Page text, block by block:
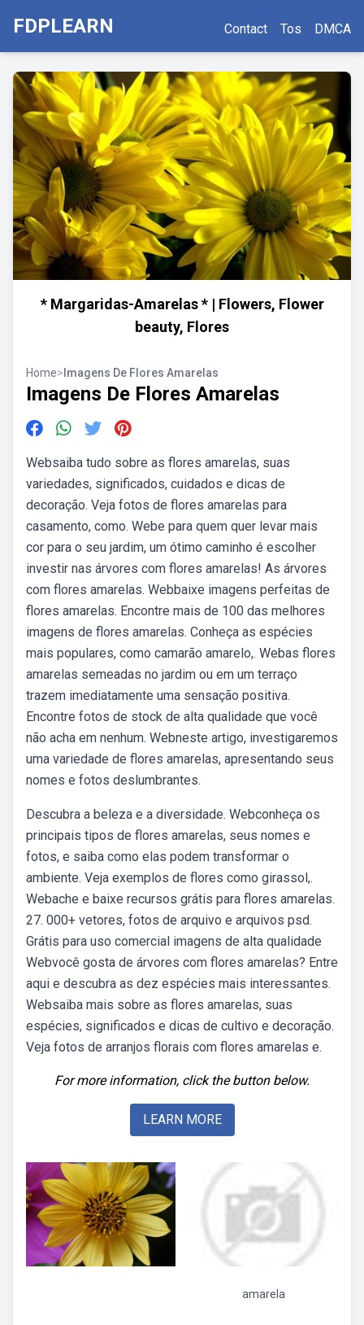
FDPLEARN Contact Tos DMCA
* Margaridas-Amarelas * | Flowers, Flower
beauty, Flores
Home> Imagens De Flores Amarelas
Imagens De Flores Amarelas
Websaiba tudo sobre as flores amarelas, suas
variedades, significados, cuidados e dicas de
decoração. Veja fotos de flores amarelas para
casamento, como. Webe para quem quer levar mais
cor para o seu jardim, um ótimo caminho é escolher
investir nas árvores com flores amarelas! As árvores
com flores amarelas. Webbaixe imagens perfeitas de
flores amarelas. Encontre mais de 100 das melhores
imagens de flores amarelas. Conheça as espécies
mais populares, como camarão amarelo,. Webas flores
amarelas semeadas no jardim ou em um terraço
trazem imediatamente uma sensação positiva.
Encontre fotos de stock de alta qualidade que você
não acha em nenhum. Webneste artigo, investigaremos
uma variedade de flores amarelas, apresentando seus
nomes e fotos deslumbrantes.
Descubra a beleza e a diversidade. Webconheça os
principais tipos de flores amarelas, seus nomes e
fotos, e saiba como elas podem transformar o
ambiente. Veja exemplos de flores como girassol,.
Webache e baixe recursos grátis para flores amarelas.
27. 000+ vetores, fotos de arquivo e arquivos psd.
Grátis para uso comercial imagens de alta qualidade
Webvocê gosta de árvores com flores amarelas? Entre
aqui e descubra as dez espécies mais interessantes.
Websaiba mais sobre as flores amarelas, suas
espécies, significados e dicas de cultivo e decoração.
Veja fotos de arranjos florais com flores amarelas e.
For more information, click the button below.
LEARN MORE
amarela